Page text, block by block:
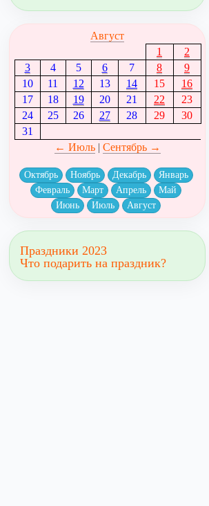
Август
1
2
3
4 5 6 7 8
9
10
11 12 13 14 15
16
17
18 19 20 21 22
23
24
25 26 27 28 29
30
31
← Июль| Сентябрь →
Октябрь Ноябрь Декабрь
Январь
Февраль
Март Апрель
Май
Июнь
Июль Август
Праздники 2023
Что подарить на праздник?